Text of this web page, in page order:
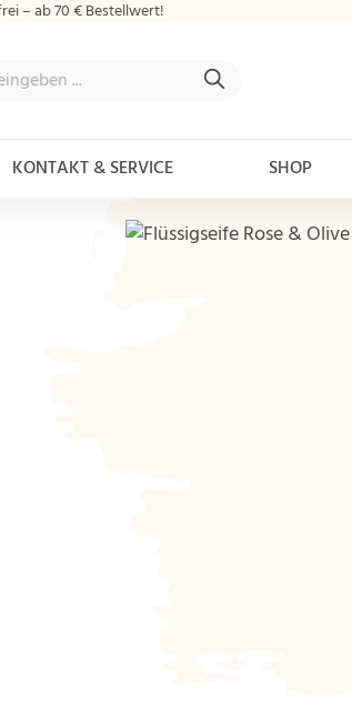
– ab 70 € Bestellwert!
KONTAKT & SERVICE SHOP
Bildergalerie überspringen
die Schaltflächen um